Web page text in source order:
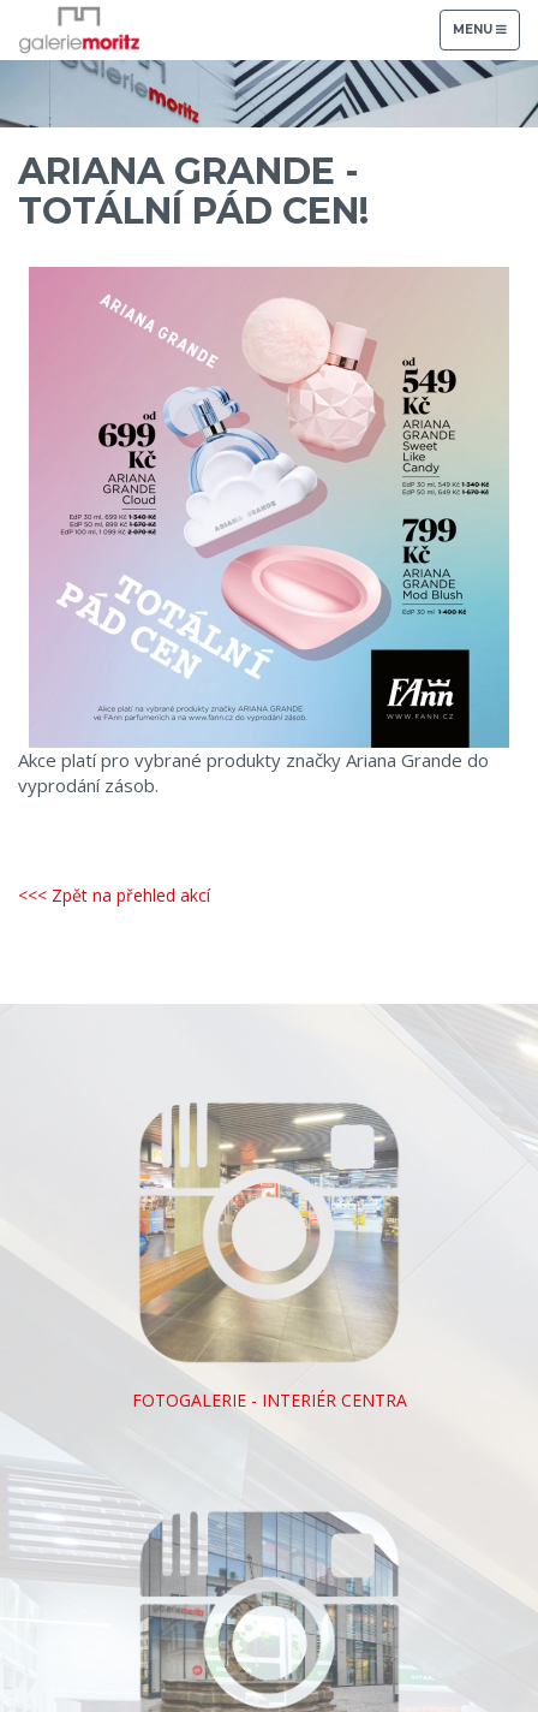
TOGGLE
NAVIGATION
MENU
ARIANA GRANDE -
TOTÁLNÍ PÁD CEN!
Akce platí pro vybrané produkty značky Ariana Grande do
vyprodání zásob.
<<< Zpět na přehled akcí
FOTOGALERIE - INTERIÉR CENTRA